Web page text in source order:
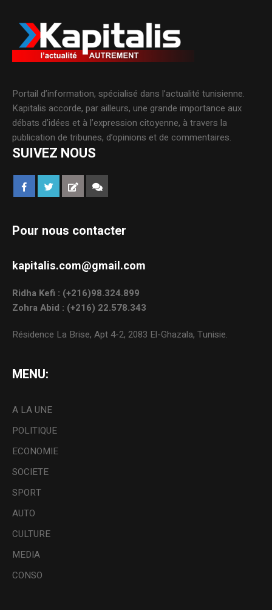
Portail d’information, spécialisé dans l’actualité tunisienne.
Kapitalis accorde, par ailleurs, une grande importance aux
débats d’idées et à l’expression citoyenne, à travers la
publication de tribunes, d’opinions et de commentaires.
SUIVEZ NOUS
Pour nous contacter
kapitalis.com@gmail.com
Ridha Kefi : (+216)98.324.899
Zohra Abid : (+216) 22.578.343
Résidence La Brise, Apt 4-2, 2083 El-Ghazala, Tunisie.
MENU:
A LA UNE
POLITIQUE
ECONOMIE
SOCIETE
SPORT
AUTO
CULTURE
MEDIA
CONSO